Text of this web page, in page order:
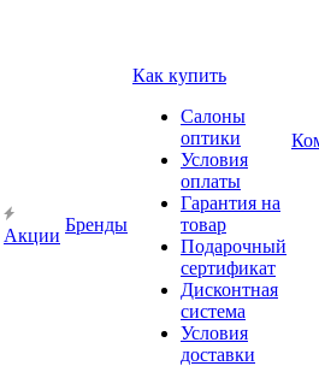
Акции
Бренды
Как купить
Салоны
оптики
Условия
оплаты
Гарантия на
товар
Подарочный
сертификат
Дисконтная
система
Условия
доставки